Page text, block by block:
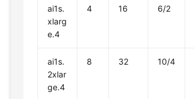
ai1s.
xlarg
e.4
4 16 6/2
ai1s.
2xlar
ge.4
8 32 10/4